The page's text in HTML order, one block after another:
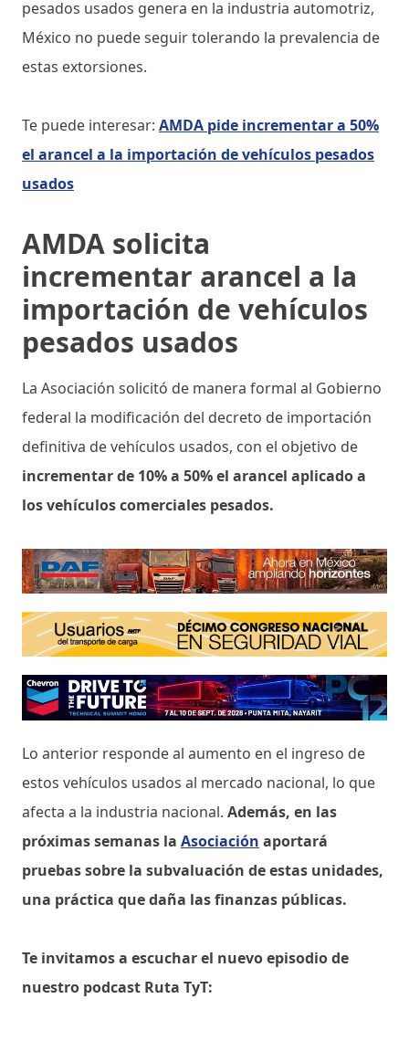
pesados usados genera en la industria automotriz,
México no puede seguir tolerando la prevalencia de
estas extorsiones.
Te puede interesar: AMDA pide incrementar a 50%
el arancel a la importación de vehículos pesados
usados
AMDA solicita
incrementar arancel a la
importación de vehículos
pesados usados
La Asociación solicitó de manera formal al Gobierno
federal la modificación del decreto de importación
definitiva de vehículos usados, con el objetivo de
incrementar de 10% a 50% el arancel aplicado a
los vehículos comerciales pesados.
Lo anterior responde al aumento en el ingreso de
estos vehículos usados al mercado nacional, lo que
afecta a la industria nacional. Además, en las
próximas semanas la Asociación aportará
pruebas sobre la subvaluación de estas unidades,
una práctica que daña las finanzas públicas.
Te invitamos a escuchar el nuevo episodio de
nuestro podcast Ruta TyT: